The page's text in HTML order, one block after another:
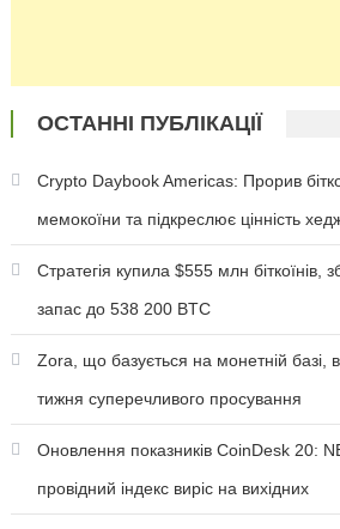
ОСТАННІ ПУБЛІКАЦІЇ
Crypto Daybook Americas: Прорив
мемокоїни та підкреслює цінність
Стратегія купила $555 млн біткоїнів,
запас до 538 200 BTC
Zora, що базується на монетній базі,
тижня суперечливого просування
Оновлення показників CoinDesk 20:
провідний індекс виріс на вихідних